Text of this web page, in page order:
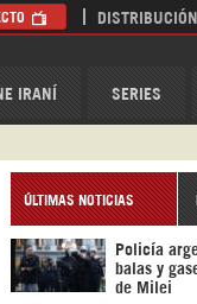
IRANÍ SERIES
DISTRIBUCIÓN
ÚLTIMAS NOTICIAS
Policía
balas y
de Milei